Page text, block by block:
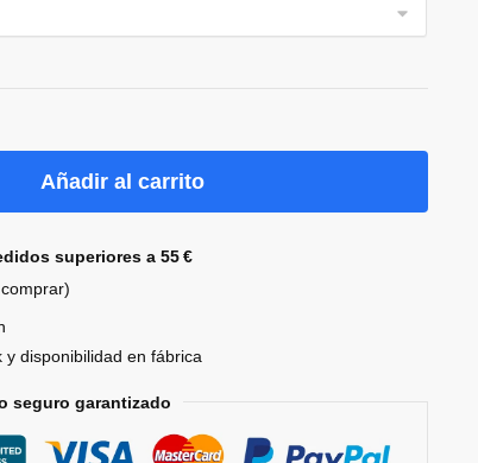
Añadir al carrito
superiores a 55 €
disponibilidad en fábrica
seguro garantizado